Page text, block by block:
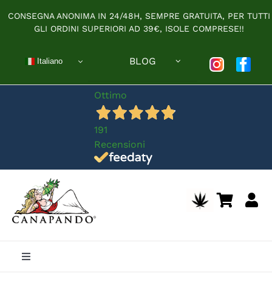
contenuto
CONSEGNA ANONIMA IN 24/48H, SEMPRE GRATUITA, PER TUTTI
GLI ORDINI SUPERIORI AD 39€, ISOLE COMPRESE!!
Italiano BLOG
Ottimo
191
Recensioni
Toggle